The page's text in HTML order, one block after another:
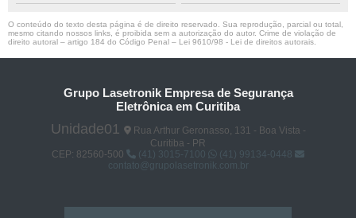
O conteúdo do texto desta página é de direito reservado. Sua reprodução, parcial ou total,
mesmo citando nossos links, é proibida sem a autorização do autor. Crime de violação de
direito autoral – artigo 184 do Código Penal – Lei 9610/98 - Lei de direitos autorais
Grupo Lasetronik Empresa de Segurança
Eletrônica em Curitiba
Unidade01
Rua Arthur Geronasso, 131 - Boa Vista -
Curitiba - PR
CEP: 82560-500
(41) 3015-7100
(41) 99134-0448
contato@grupolasetronik.com.br